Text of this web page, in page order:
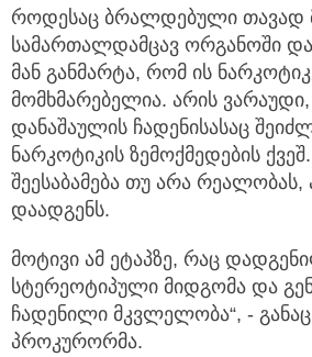
როდესაც ბრალდებული თავად
სამართალდამცავ ორგანოში და
მან განმარტა, რომ ის
მომხმარებელია. არის
დანაშაულის ჩადენისასაც
ნარკოტიკის ზემოქმედების
შეესაბამება თუ არა რეალობას,
დაადგენს.
მოტივი ამ ეტაპზე, რაც
სტერეოტიპული მიდგომა და
ჩადენილი მკვლელობა“, -
პროკურორმა.